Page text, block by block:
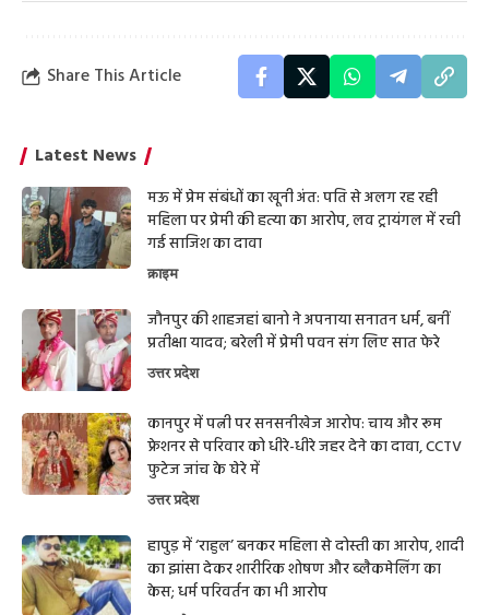
Share This Article
Latest News
मऊ में प्रेम संबंधों का खूनी अंत: पति से अलग रह रही
महिला पर प्रेमी की हत्या का आरोप, लव ट्रायंगल में रची
गई साजिश का दावा
क्राइम
जौनपुर की शाहजहां बानो ने अपनाया सनातन धर्म, बनीं
प्रतीक्षा यादव; बरेली में प्रेमी पवन संग लिए सात फेरे
उत्तर प्रदेश
कानपुर में पत्नी पर सनसनीखेज आरोप: चाय और रूम
फ्रेशनर से परिवार को धीरे-धीरे जहर देने का दावा, CCTV
फुटेज जांच के घेरे में
उत्तर प्रदेश
हापुड़ में ‘राहुल’ बनकर महिला से दोस्ती का आरोप, शादी
का झांसा देकर शारीरिक शोषण और ब्लैकमेलिंग का
केस; धर्म परिवर्तन का भी आरोप